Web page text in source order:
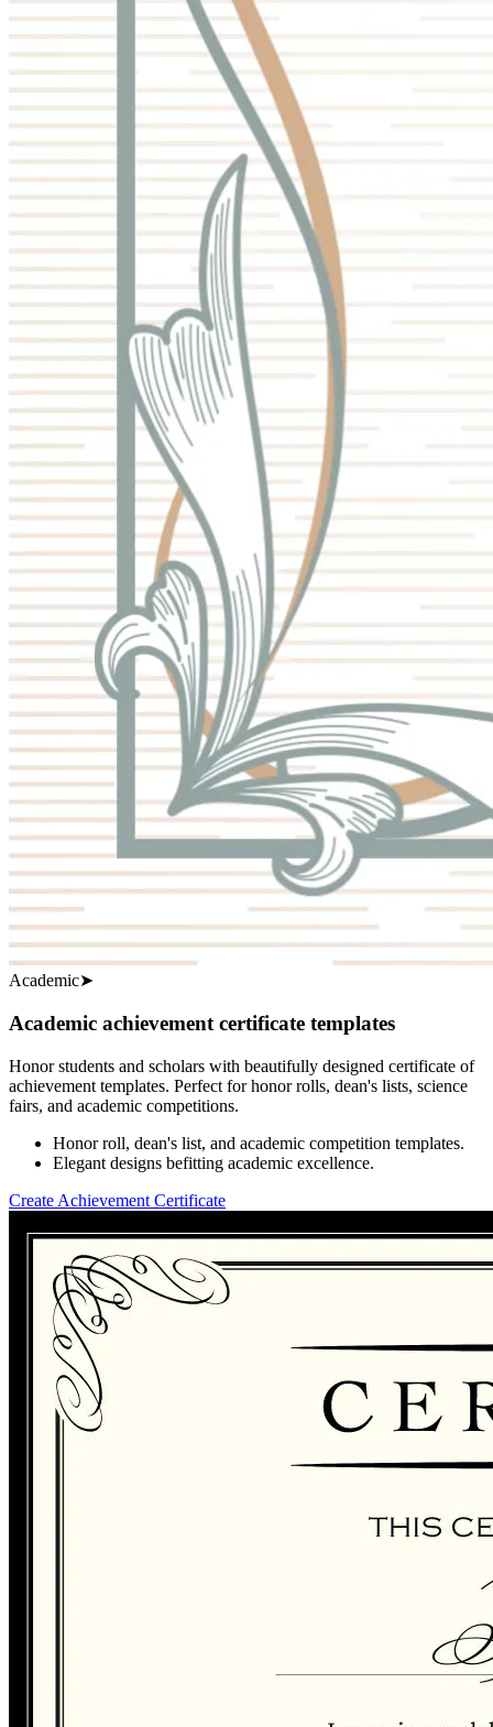
Academic➤
Academic achievement certificate templates
Honor students and scholars with beautifully designed certificate of
achievement templates. Perfect for honor rolls, dean's lists, science
fairs, and academic competitions.
Honor roll, dean's list, and academic competition templates.
Elegant designs befitting academic excellence.
Create Achievement Certificate